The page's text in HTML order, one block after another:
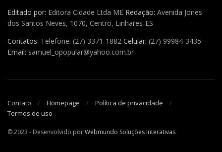
Editado por: Editora Cidade Ltda ME Redação: Avenida Jones
dos Santos Neves, 1070, Centro, Linhares-ES
Contatos: Telefone: (27) 3371-1882 Celular: (27) 99984-3435
Email: samuel_opopular@yahoo.com.br
Contato Homepage
Política de privacidade
Termos de uso
© 2023 - Desenvolvido porWebmundo Soluções Interativas